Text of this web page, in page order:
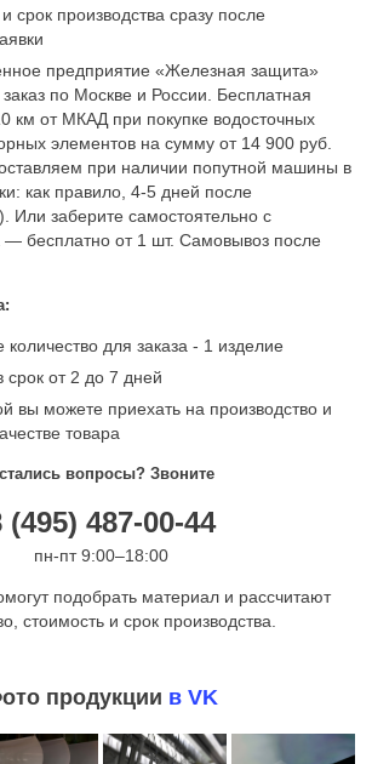
срок производства сразу после
предприятие «Железная защита»
по Москве и России. Бесплатная
км от МКАД при покупке водосточных
элементов на сумму от 14 900 руб.
при наличии попутной машины в
как правило, 4-5 дней после
Или заберите самостоятельно с
— бесплатно от 1 шт. Самовывоз после
для заказа - 1 изделие
срок от 2 до 7 дней
вы можете приехать на производство и
товара
вопросы? Звоните
(495) 487-00-44
пн-пт 9:00–18:00
подобрать материал и рассчитают
стоимость и срок производства.
продукции в VK